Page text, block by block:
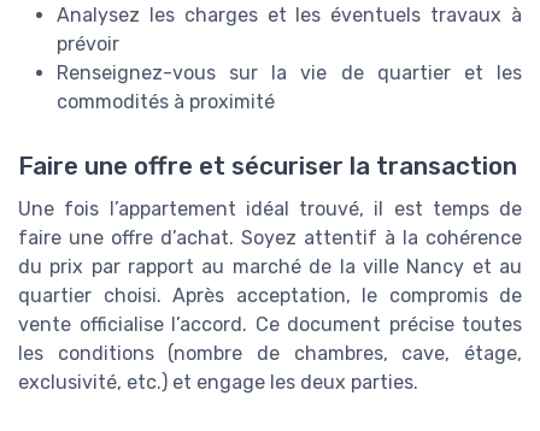
Analysez les charges et les éventuels travaux à
prévoir
Renseignez-vous sur la vie de quartier et les
commodités à proximité
Faire une offre et sécuriser la transaction
Une fois l’appartement idéal trouvé, il est temps de
faire une offre d’achat. Soyez attentif à la cohérence
du prix par rapport au marché de la ville Nancy et au
quartier choisi. Après acceptation, le compromis de
vente officialise l’accord. Ce document précise toutes
les conditions (nombre de chambres, cave, étage,
exclusivité, etc.) et engage les deux parties.